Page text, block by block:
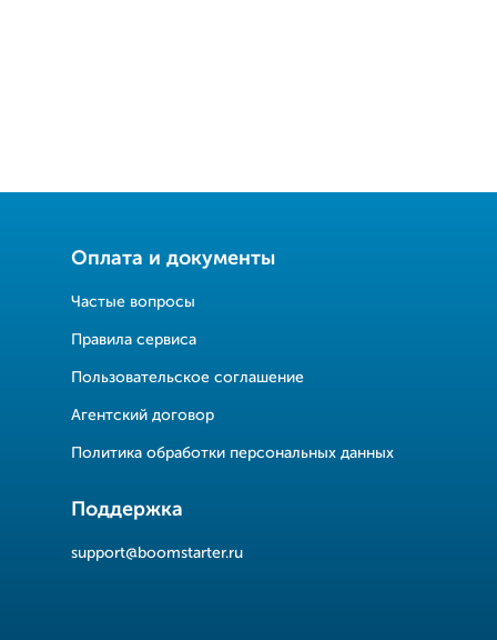
Оплата и документы
Частые вопросы
Правила сервиса
Пользовательское соглашение
Агентский договор
Политика обработки персональных данных
Поддержка
support@boomstarter.ru